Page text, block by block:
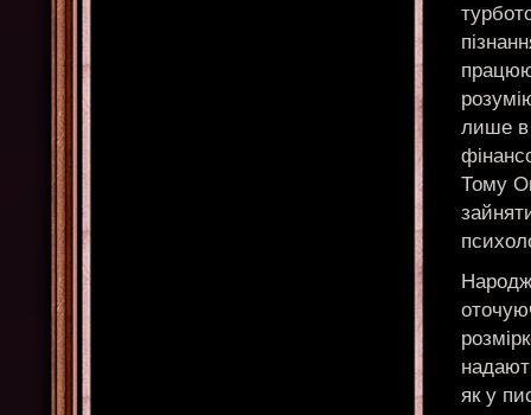
лише в
Тому
як у